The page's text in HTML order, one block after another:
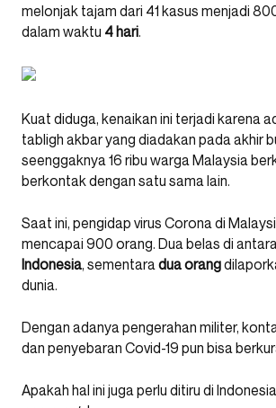
melonjak tajam dari 41 kasus menjadi
dalam waktu 4 hari.
Kuat diduga, kenaikan ini terjadi karena
tabligh akbar yang diadakan pada akhir
seenggaknya 16 ribu warga Malaysia
berkontak dengan satu sama lain.
Saat ini, pengidap virus Corona di
mencapai 900 orang. Dua belas di
Indonesia, sementaradua orang
dunia.
Dengan adanya pengerahan militer,
dan penyebaran Covid-19 pun bisa
Apakah hal ini juga perlu ditiru di